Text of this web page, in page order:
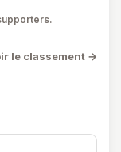
le classement →